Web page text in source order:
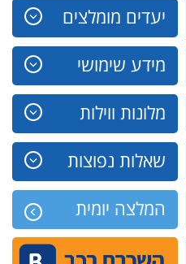
יעדים מומלצים
מידע שימושי
מלונות ווילות
שאלות נפוצות
המלצה יומית